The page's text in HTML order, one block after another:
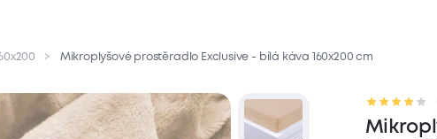
Materiál a péče Hodnocení
Mikroplyšové prostěradlo Exclusive - bílá káva 160x200 cm